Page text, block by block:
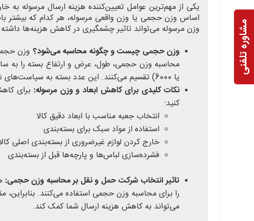
یکی از مهم‌ترین عوامل تعیین‌کننده هزینه ارسال مرسوله
اساس وزن حجمی یا وزن واقعی مرسوله، هر کدام که بیشتر
وزن مرسوله می‌تواند تاثیر چشمگیری در کاهش هزینه‌ها
وزن حجمی چیست و چگونه محاسبه می‌شود؟ وزن
یا 6000) تقسیم می‌کنند. این عدد بسته به سیاست‌های شرکت حمل و نقل متفاوت است.
نکات کلیدی برای کاهش ابعاد و وزن مرسوله: برای
کنید:
انتخاب جعبه مناسب با ابعاد دقیق کالا
استفاده از مواد سبک برای بسته‌بندی
خارج کردن لوازم غیرضروری از بسته‌بندی اصلی
فشرده‌سازی لباس‌ها و پارچه‌ها قبل از بسته‌بندی
تاثیر انتخاب شرکت حمل و نقل بر محاسبه وزن حجمی:
را برای محاسبه وزن حجمی استفاده می‌کنند. بنابراین،
می‌تواند به کاهش هزینه ارسال شما کمک کند.
مشاوره تلفنی